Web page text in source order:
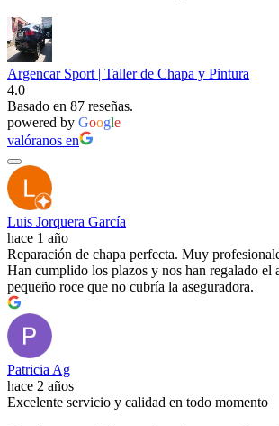
Argencar Sport | Taller de Chapa y Pintura
4.0
Basado en 87 reseñas.
powered by Google
valóranos en
Luis Jorquera García
hace 1 año
Reparación de chapa perfecta. Muy
Han cumplido los plazos y nos han regalado el
pequeño roce que no cubría la aseguradora.
Patricia Ag
hace 2 años
Excelente servicio y calidad en todo momento